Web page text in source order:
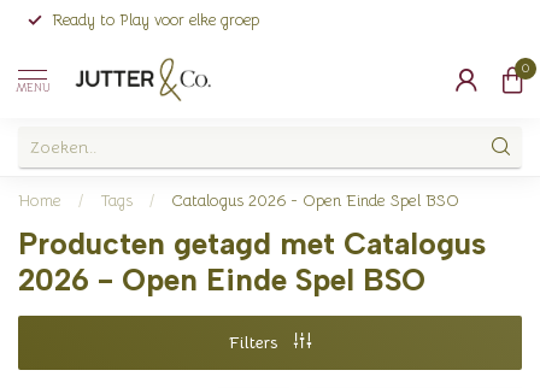
Ready to Play voor elke groep
MENU
0
Home / Tags / Catalogus 2026 - Open Einde Spel BSO
Producten getagd met Catalogus
2026 - Open Einde Spel BSO
Filters